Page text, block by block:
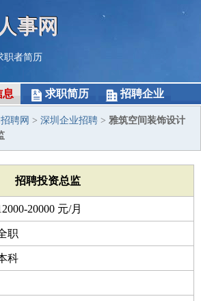
事网
职者简历
息 求职简历 招聘企业
聘网 > 深圳企业招聘 > 雅筑空间装饰设计
招聘投资总监
20000 元/月
人职
科